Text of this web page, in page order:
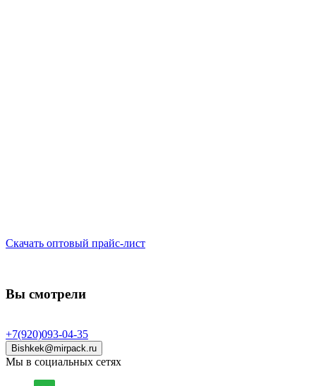
Скачать оптовый прайс-лист
Вы смотрели
+7(920)093-04-35
Bishkek@mirpack.ru
Мы в социальных сетях